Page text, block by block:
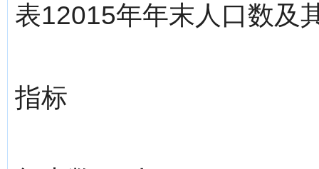
表12015年年末人口数及
指标